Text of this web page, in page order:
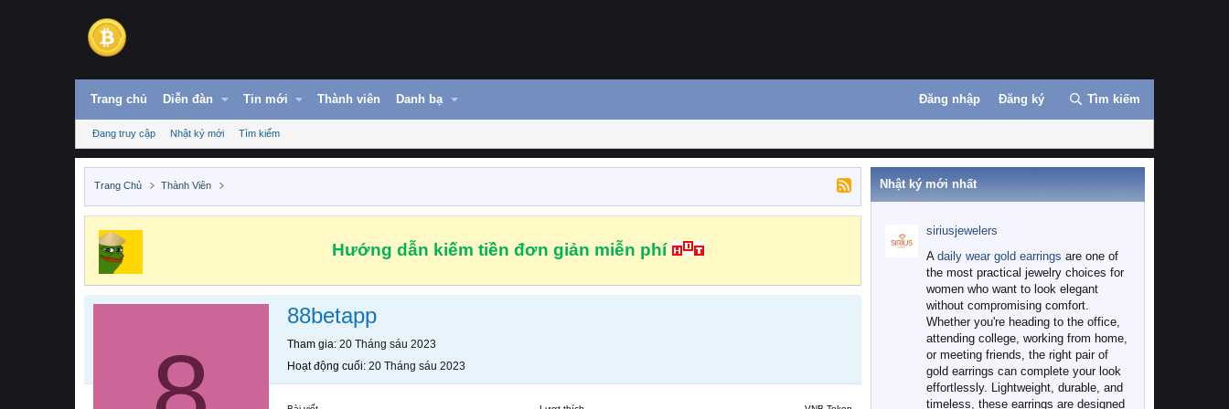
Trang chủ Diễn đàn Tin mới Thành viên Danh bạ Đăng nhập Đăng ký Tìm kiếm
Đang truy cập Nhật ký mới Tìm kiếm
Trang Chủ Thành Viên
Hướng dẫn kiếm tiền đơn giản miễn phí
88betapp
Tham gia 20 Tháng sáu 2023
Hoạt động cuối 20 Tháng sáu 2023
Nhật ký mới nhất
siriusjewelers
A daily wear gold earrings are one of
the most practical jewelry choices for
women who want to look elegant
without compromising comfort.
Whether you're heading to the office,
attending college, working from home,
or meeting friends, the right pair of
gold earrings can complete your look
effortlessly. Lightweight, durable, and
timeless, these earrings are designed